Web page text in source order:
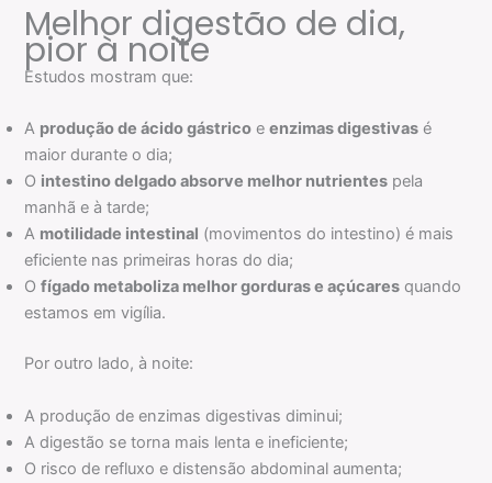
Melhor digestão de dia,
pior à noite
Estudos mostram que:
A produção de ácido gástrico eenzimas digestivas é
maior durante o dia;
O intestino delgado absorve melhor nutrientes pela
manhã e à tarde;
A motilidade intestinal (movimentos do intestino) é mais
eficiente nas primeiras horas do dia;
Ofígado metaboliza melhor gorduras e açúcares quando
estamos em vigília.
Por outro lado, à noite:
A produção de enzimas digestivas diminui;
A digestão se torna mais lenta e ineficiente;
O risco de refluxo e distensão abdominal aumenta;